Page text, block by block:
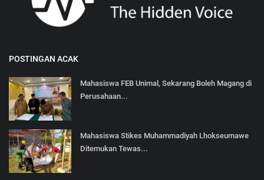
POSTINGAN ACAK
Mahasiswa FEB Unimal, Sekarang Boleh Magang di
Perusahaan...
‎Mahasiswa Stikes Muhammadiyah Lhokseumawe
Ditemukan Tewas...